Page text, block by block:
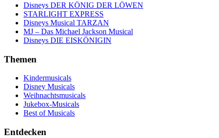
Disneys DER KÖNIG DER LÖWEN
STARLIGHT EXPRESS
Disneys Musical TARZAN
MJ – Das Michael Jackson Musical
Disneys DIE EISKÖNIGIN
Themen
Kindermusicals
Disney Musicals
Weihnachtsmusicals
Jukebox-Musicals
Best of Musicals
Entdecken